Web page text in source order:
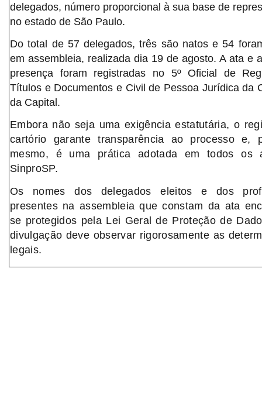
delegados, número proporcional à sua base de
no estado de São Paulo.
Do total de 57 delegados, três são natos e 54
em assembleia, realizada dia 19 de agosto. A ata e
presença foram registradas no 5º Oficial de
Títulos e Documentos e Civil de Pessoa Jurídica da
da Capital.
Embora não seja uma exigência estatutária, o
cartório garante transparência ao processo e,
mesmo, é uma prática adotada em todos os
SinproSP.
Os nomes dos delegados eleitos e dos
presentes na assembleia que constam da ata
se protegidos pela Lei Geral de Proteção de
divulgação deve observar rigorosamente as
legais.